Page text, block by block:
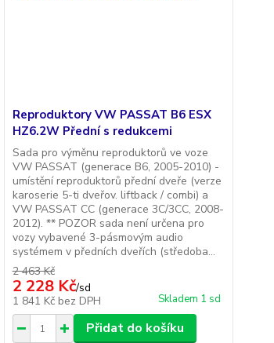
Reproduktory VW PASSAT B6 ESX
HZ6.2W Přední s redukcemi
Sada pro výměnu reproduktorů ve voze
VW PASSAT (generace B6, 2005-2010) -
umístění reproduktorů přední dveře (verze
karoserie 5-ti dveřov. liftback / combi) a
VW PASSAT CC (generace 3C/3CC, 2008-
2012). ** POZOR sada není určena pro
vozy vybavené 3-pásmovým audio
systémem v předních dveřích (středoba...
2 463 Kč
2 228 Kč/sd
1 841 Kč bez DPH Skladem 1 sd
Přidat do košíku